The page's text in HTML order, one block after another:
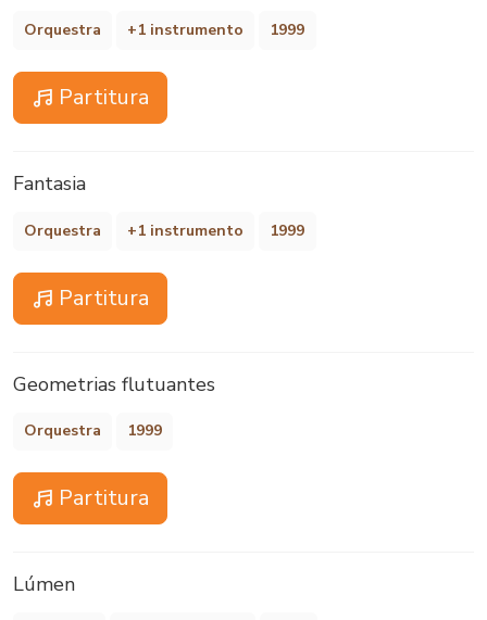
Orquestra +1 instrumento 1999
Partitura
Fantasia
Orquestra +1 instrumento 1999
Partitura
Geometrias flutuantes
Orquestra 1999
Partitura
Lúmen